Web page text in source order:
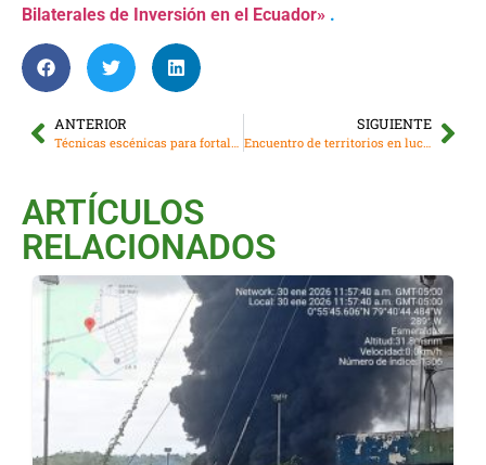
Bilaterales de Inversión en el Ecuador» .
ANTERIOR
Técnicas escénicas para fortalecer la comunicación comunitaria.
SIGUIENTE
Encuentro de territorios en lucha Mujeres y jóvenes de las comunidades kichwa de Cotacachi hacia Intag
ARTÍCULOS
RELACIONADOS